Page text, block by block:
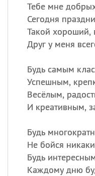
Тебе мне
Сегодня
Такой
Друг у меня
Будь самым
Успешным,
Весёлым,
И креативным,
Будь
Не бойся
Будь
Каждому дню